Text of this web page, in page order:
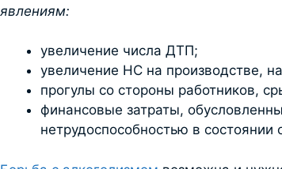
явлениям:
увеличение числа ДТП;
увеличение НС на производстве,
прогулы со стороны работников,
финансовые затраты,
нетрудоспособностью в состоянии